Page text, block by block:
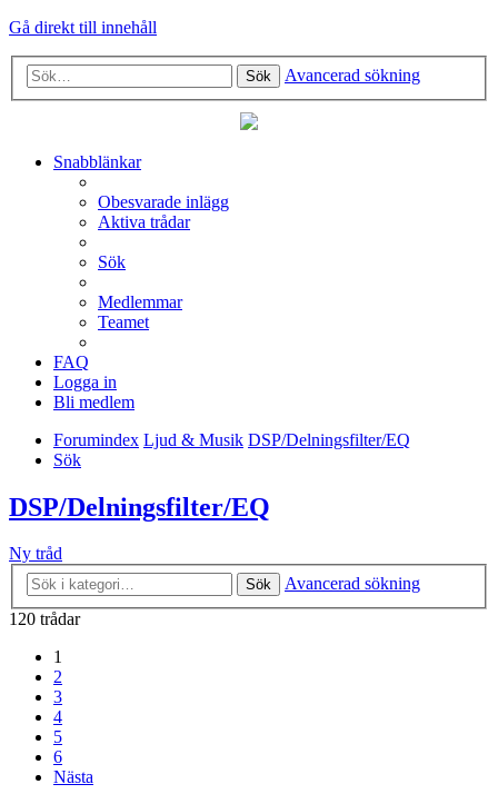
Gå direkt till innehåll
Sök Avancerad sökning
Snabblänkar
Obesvarade inlägg
Aktiva trådar
Sök
Medlemmar
Teamet
FAQ
Logga in
Bli medlem
Forumindex Ljud & Musik DSP/Delningsfilter/EQ
Sök
DSP/Delningsfilter/EQ
Ny tråd
Sök
Avancerad sökning
120 trådar
1
2
3
4
5
6
Nästa